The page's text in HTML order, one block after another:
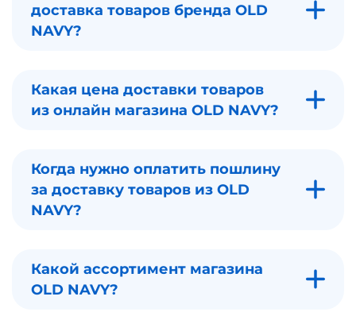
доставка товаров бренда OLD
NAVY?
Какая цена доставки товаров
из онлайн магазина OLD NAVY?
Когда нужно оплатить пошлину
за доставку товаров из OLD
NAVY?
Какой ассортимент магазина
OLD NAVY?